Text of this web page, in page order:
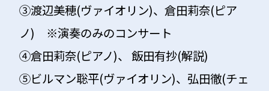
③渡辺美穂(ヴァイオリン)、倉田莉奈(ピア
ノ) ※演奏のみのコンサート
④倉田莉奈(ピアノ)、 飯田有抄(解説)
⑤ビルマン聡平(ヴァイオリン)、弘田徹(チェ